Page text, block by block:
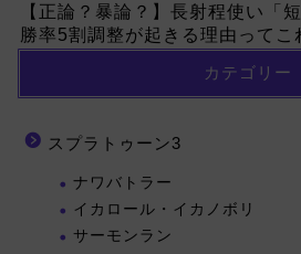
【正論？暴論？】長射程使い「
勝率5割調整が起きる理由ってこ
カテゴリー
スプラトゥーン3
ナワバトラー
イカロール・イカノボリ
サーモンラン